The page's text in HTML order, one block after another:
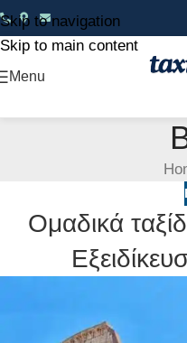
Skip to navigation
Skip to main content
Menu
Ομαδικά